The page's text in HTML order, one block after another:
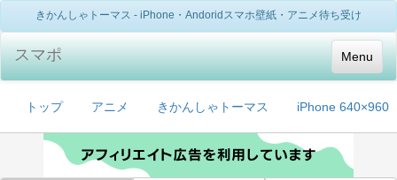
きかんしゃトーマス - iPhone・Andoridスマホ壁紙・アニメ待ち受け
Menu
スマポ
トップ アニメ きかんしゃトーマス iPhone 640×960